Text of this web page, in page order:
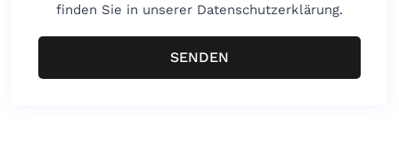
finden Sie in unserer Datenschutzerklärung.
SENDEN